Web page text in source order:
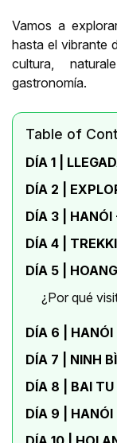
Vamos a
hasta el vibrante
cultura,
gastronomía.
Table of
DÍA 1 |
DÍA 2 |
DÍA 3 | HANÓI
DÍA 4 |
DÍA 5 |
¿Por qué
DÍA 6 | HANÓI
DÍA 7 | NINH
DÍA 8 | BAI
DÍA 9 | HANÓI